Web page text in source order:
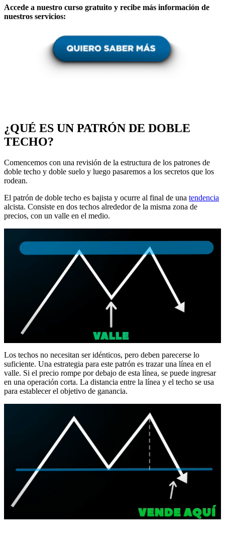
Accede a nuestro curso gratuito y recibe más información de
nuestros servicios:
¿QUÉ ES UN PATRÓN DE DOBLE
TECHO?
Comencemos con una revisión de la estructura de los patrones de
doble techo y doble suelo y luego pasaremos a los secretos que los
rodean.
El patrón de doble techo es bajista y ocurre al final de una tendencia
alcista. Consiste en dos techos alrededor de la misma zona de
precios, con un valle en el medio.
Los techos no necesitan ser idénticos, pero deben parecerse lo
suficiente. Una estrategia para este patrón es trazar una línea en el
valle. Si el precio rompe por debajo de esta línea, se puede ingresar
en una operación corta. La distancia entre la línea y el techo se usa
para establecer el objetivo de ganancia.